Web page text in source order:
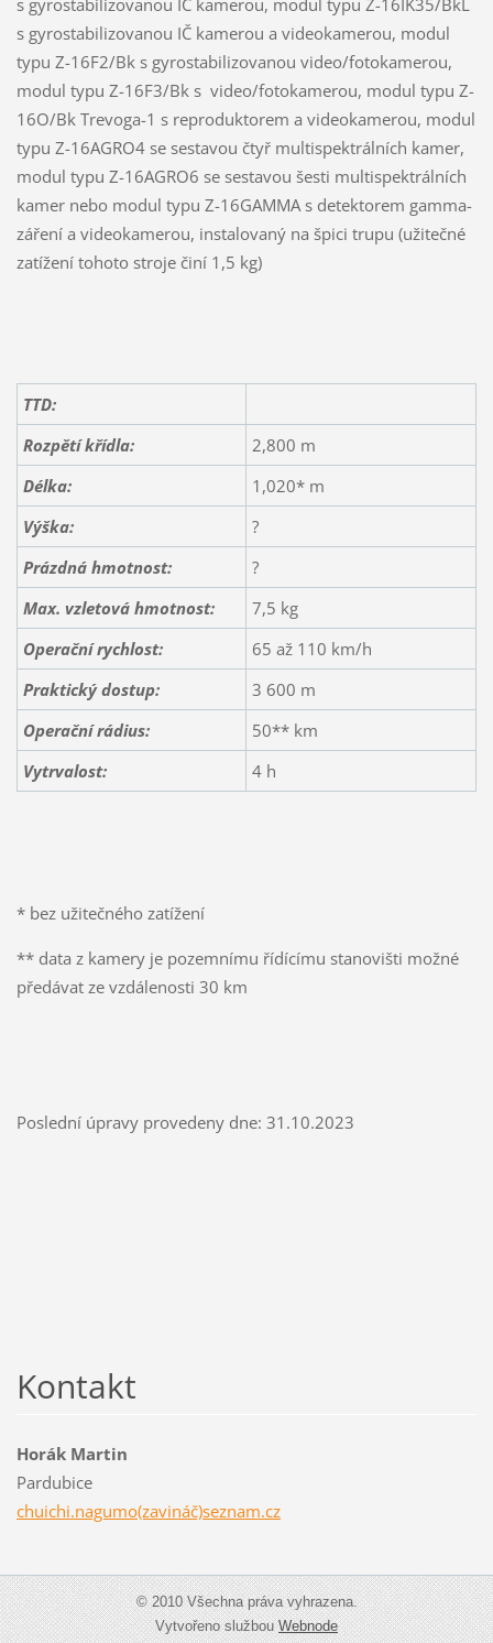
s gyrostabilizovanou IČ kamerou a videokamerou, modul
typu Z-16F2/Bk s gyrostabilizovanou video/fotokamerou,
modul typu Z-16F3/Bk s video/fotokamerou, modul typu Z-
16O/Bk Trevoga-1 s reproduktorem a videokamerou, modul
typu Z-16AGRO4 se sestavou čtyř multispektrálních kamer,
modul typu Z-16AGRO6 se sestavou šesti multispektrálních
kamer nebo modul typu Z-16GAMMA s detektorem gamma-
záření a videokamerou, instalovaný na špici trupu (užitečné
zatížení tohoto stroje činí 1,5 kg)
TTD:
Rozpětí křídla:
2,800 m
Délka:
1,020* m
Výška:
?
Prázdná hmotnost:
?
Max. vzletová hmotnost:
7,5 kg
Operační rychlost:
65 až 110 km/h
Praktický dostup:
3 600 m
Operační rádius:
50** km
Vytrvalost:
4 h
* bez užitečného zatížení
** data z kamery je pozemnímu řídícímu stanovišti možné
předávat ze vzdálenosti 30 km
Poslední úpravy provedeny dne: 31.10.2023
Kontakt
Horák Martin
Pardubice
chuichi.nagumo(zavináč)seznam.cz
© 2010 Všechna práva vyhrazena.
Vytvořeno službouWebnode